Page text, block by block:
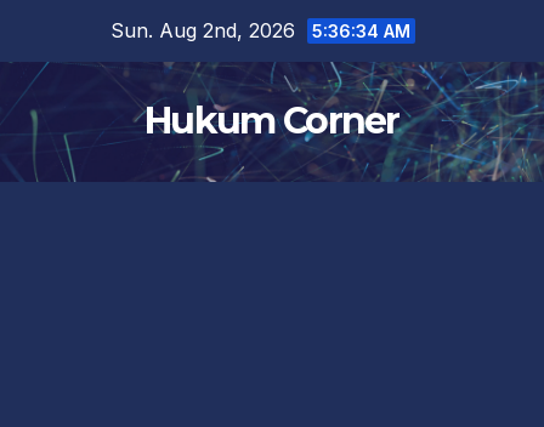
content
Sun. Aug 2nd, 2026 5:36:35 AM
Hukum Corner